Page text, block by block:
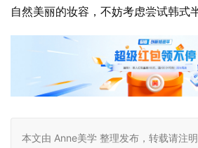
自然美丽的妆容，不妨考虑尝试韩式
本文由 Anne美学 整理发布，转载请注